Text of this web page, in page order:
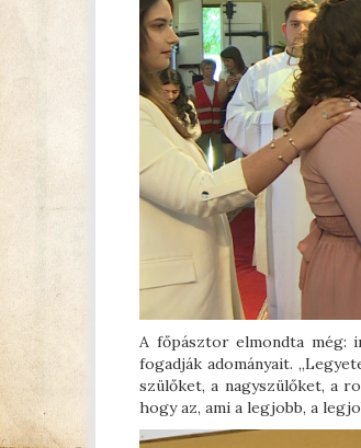
A főpásztor elmondta még:
fogadják adományait.
szülőket, a nagyszülőket, a
hogy az, ami a legjobb, a